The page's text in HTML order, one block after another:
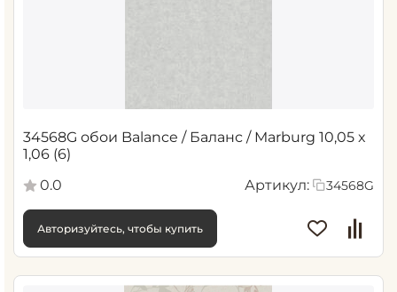
34568G обои Balance / Баланс / Marburg 10,05 x
1,06 (6)
0.0
Артикул: 34568G
Авторизуйтесь, чтобы купить